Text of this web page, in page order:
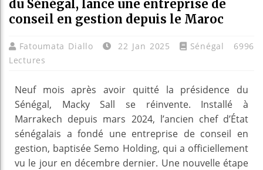
du Sénégal, lance une entreprise de
conseil en gestion depuis le Maroc
Fatoumata Diallo 22 Jan 2025 Sénégal
6996
Lectures
Neuf mois après avoir quitté la présidence du
Sénégal, Macky Sall se réinvente. Installé à
Marrakech depuis mars 2024, l’ancien chef d’État
sénégalais a fondé une entreprise de conseil en
gestion, baptisée Semo Holding, qui a officiellement
vu le jour en décembre dernier. Une nouvelle étape